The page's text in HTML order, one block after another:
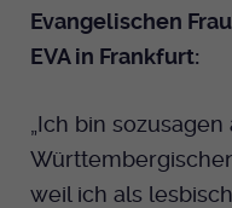
Evangelischen
EVA in Frankfurt:
„Ich bin
weil ich als